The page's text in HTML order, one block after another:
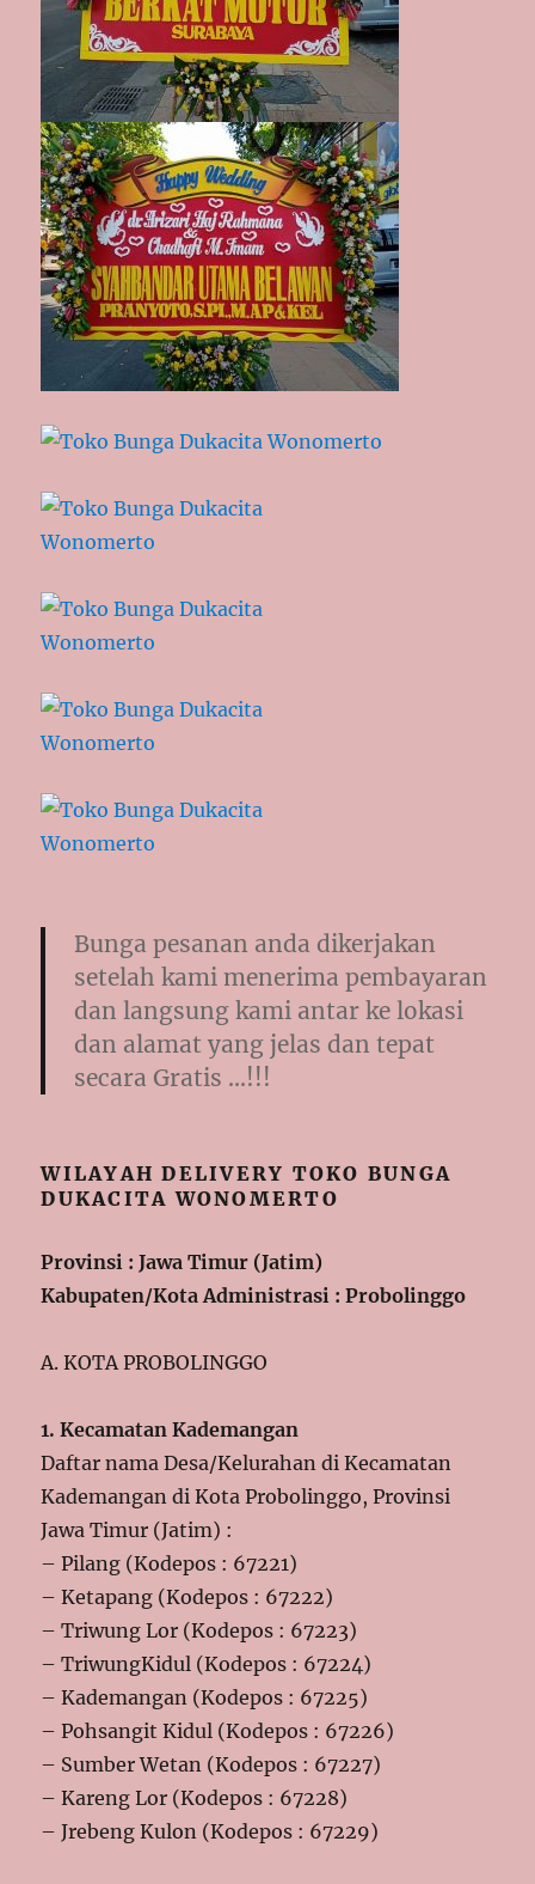
Bunga pesanan anda dikerjakan
setelah kami menerima pembayaran
dan langsung kami antar ke lokasi
dan alamat yang jelas dan tepat
secara Gratis …!!!
WILAYAH DELIVERY TOKO BUNGA
DUKACITA WONOMERTO
Provinsi : Jawa Timur (Jatim)
Kabupaten/Kota Administrasi : Probolinggo
A. KOTA PROBOLINGGO
1. Kecamatan Kademangan
Daftar nama Desa/Kelurahan di Kecamatan
Kademangan di Kota Probolinggo, Provinsi
Jawa Timur (Jatim) :
– Pilang (Kodepos : 67221)
– Ketapang (Kodepos : 67222)
– Triwung Lor (Kodepos : 67223)
– TriwungKidul (Kodepos : 67224)
– Kademangan (Kodepos : 67225)
– Pohsangit Kidul (Kodepos : 67226)
– Sumber Wetan (Kodepos : 67227)
– Kareng Lor (Kodepos : 67228)
– Jrebeng Kulon (Kodepos : 67229)